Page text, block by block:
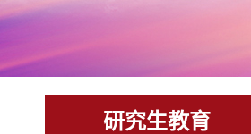
研究生教育